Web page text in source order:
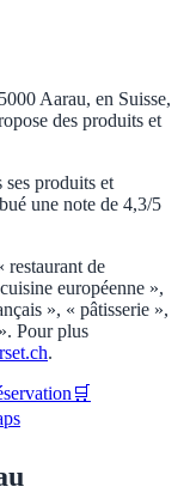
Aarau, en Suisse,
des produits et
produits et
une note de 4,3/5
restaurant de
européenne »,
», « pâtisserie »,
Pour plus
.
🛒